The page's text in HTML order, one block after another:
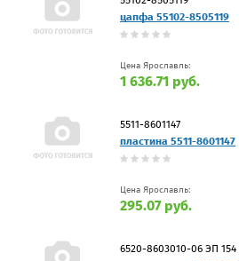
цапфа 55102-8505119
Цена Ярославль:
1 636.71 руб.
5511-8601147
пластина 5511-8601147
Цена Ярославль:
295.07 руб.
6520-8603010-06 ЭП 154